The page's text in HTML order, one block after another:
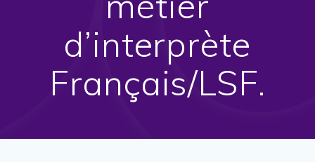
d’interprète
Français/LSF.